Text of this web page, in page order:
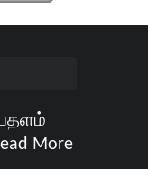
More